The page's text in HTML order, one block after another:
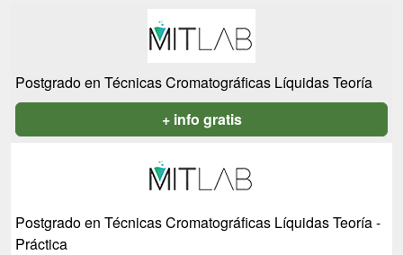
Postgrado en Técnicas Cromatográficas Líquidas Teoría
+ info gratis
Postgrado en Técnicas Cromatográficas Líquidas Teoría -
Práctica